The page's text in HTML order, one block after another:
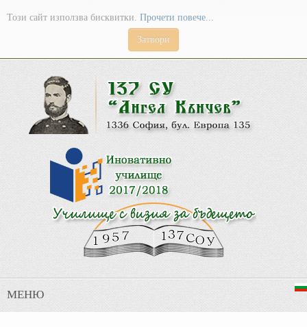
Този сайт използва бисквитки. Прочети повече...
Затвори
МЕНЮ